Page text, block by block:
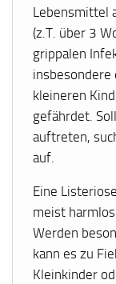
Lebensmittel
(z.T. über 3
grippalen
insbesondere
kleineren
gefährdet.
auftreten,
auf.
Eine
meist
Werden
kann es zu
Kleinkinder